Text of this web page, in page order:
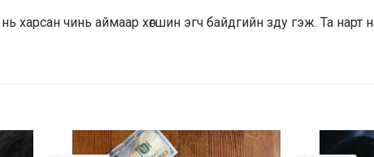
харсан чинь аймаар хөгшин эгч байдгийн зду гэж. Та нарт